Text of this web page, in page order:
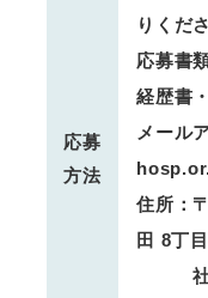
応募
方法
りくだ
応募書
経歴書
メール
住所：
田 8丁
社会